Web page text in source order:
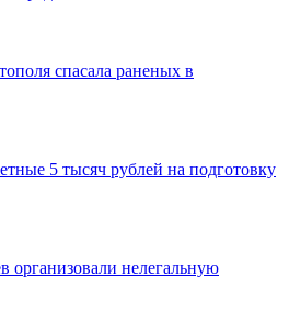
спасала раненых в
5 тысяч рублей на подготовку
организовали нелегальную